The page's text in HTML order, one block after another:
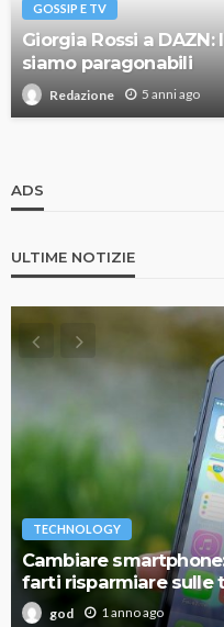
GOSSIP E TV
Giorgia Rossi a
siamo paragonabili
Redazione 5 anni ago
ADS
ULTIME NOTIZIE
TECHNOLOGY
Cambiare
farti risparmiare sulle
god 1 anno ago